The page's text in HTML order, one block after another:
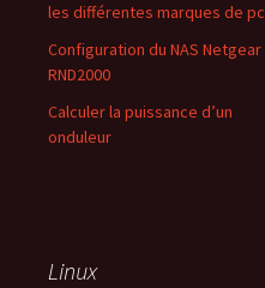
les différentes marques de pc
Configuration du NAS Netgear
RND2000
Calculer la puissance d’un
onduleur
Linux